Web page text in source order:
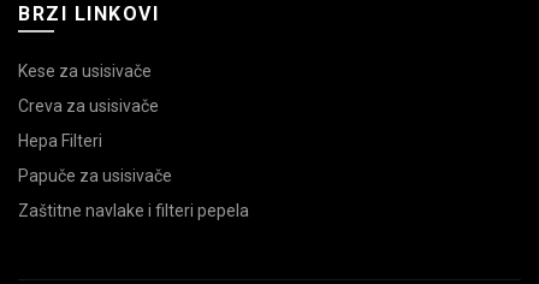
BRZI LINKOVI
Kese za usisivače
Creva za usisivače
Hepa Filteri
Papuče za usisivače
Zaštitne navlake i filteri pepela